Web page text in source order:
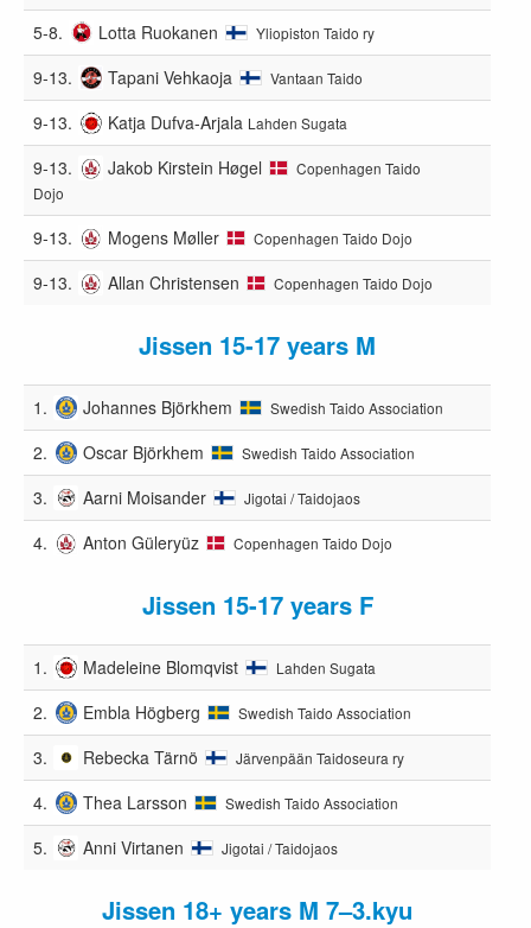
5-8. Lotta Ruokanen Yliopiston Taido ry
9-13. Tapani Vehkaoja Vantaan Taido
9-13. Katja Dufva-Arjala Lahden Sugata
9-13. Jakob Kirstein Høgel
Copenhagen Taido
Dojo
9-13. Mogens Møller Copenhagen Taido Dojo
9-13. Allan Christensen Copenhagen Taido Dojo
Jissen 15-17 years M
1. Johannes Björkhem Swedish Taido Association
2. Oscar Björkhem Swedish Taido Association
3. Aarni Moisander Jigotai / Taidojaos
4. Anton Güleryüz Copenhagen Taido Dojo
Jissen 15-17 years F
1. Madeleine Blomqvist Lahden Sugata
2. Embla Högberg Swedish Taido Association
3. Rebecka Tärnö Järvenpään Taidoseura ry
4. Thea Larsson Swedish Taido Association
5. Anni Virtanen Jigotai / Taidojaos
Jissen 18+ years M 7–3.kyu